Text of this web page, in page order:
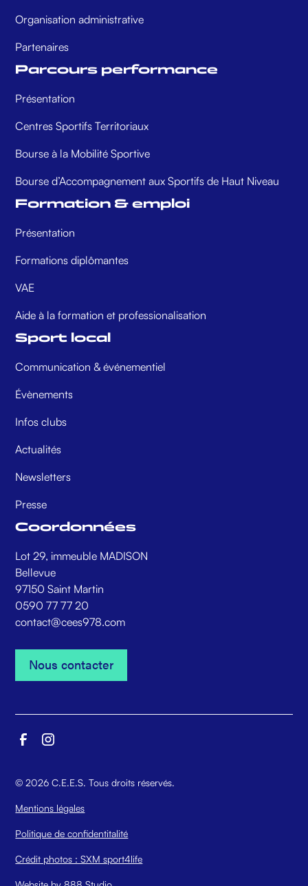
Organisation administrative
Partenaires
Parcours performance
Présentation
Centres Sportifs Territoriaux
Bourse à la Mobilité Sportive
Bourse d’Accompagnement aux Sportifs de Haut Niveau
Formation & emploi
Présentation
Formations diplômantes
VAE
Aide à la formation et professionalisation
Sport local
Communication & événementiel
Évènements
Infos clubs
Actualités
Newsletters
Presse
Coordonnées
Lot 29, immeuble MADISON
Bellevue
97150 Saint Martin
0590 77 77 20
contact@cees978.com
Nous contacter
Nous contacter
©2026 C.E.E.S. Tous droits réservés.
Mentions légales
Politique de confidentitalité
Crédit photos : SXM sport4life